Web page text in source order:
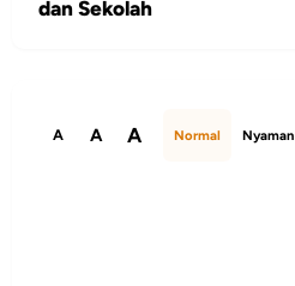
dan Sekolah
A A A Normal Nyaman